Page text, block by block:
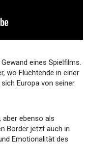
eines Spielfilms.
wo Flüchtende in einer
Europa von seiner
aber ebenso als
Border jetzt auch in
Emotionalität des